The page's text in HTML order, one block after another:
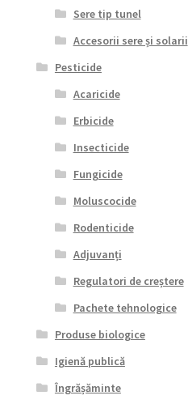
Sere tip tunel
Accesorii sere și solarii
Pesticide
Acaricide
Erbicide
Insecticide
Fungicide
Moluscocide
Rodenticide
Adjuvanți
Regulatori de creștere
Pachete tehnologice
Produse biologice
Igienă publică
Îngrășăminte